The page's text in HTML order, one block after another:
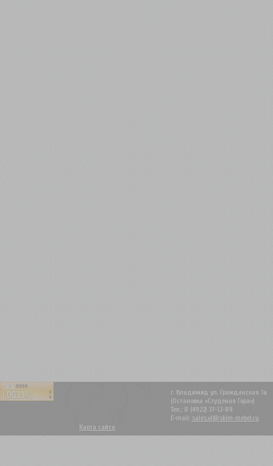
Карта сайта
г. Владимир, ул. Гражданская 1а
(Остановка «Студеная Гора»)
Тел.: 8 (4922) 37-12-89
E-mail: sales.vl@skim-mebel.ru